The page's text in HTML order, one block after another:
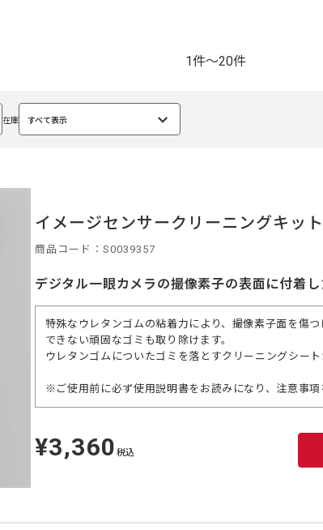
1件～20件
在庫 すべて表示
選
択
イメージセンサークリーニングキッ
商品コード：S0039357
デジタル一眼カメラの撮像素子の表面に付着
特殊なウレタンゴムの粘着力により、撮像素子面を傷
できない頑固なゴミも取り除けます。
ウレタンゴムについたゴミを落とすクリーニングシート
※ご使用前に必ず使用説明書をお読みになり、注意事項
定
価
¥3,360 税込